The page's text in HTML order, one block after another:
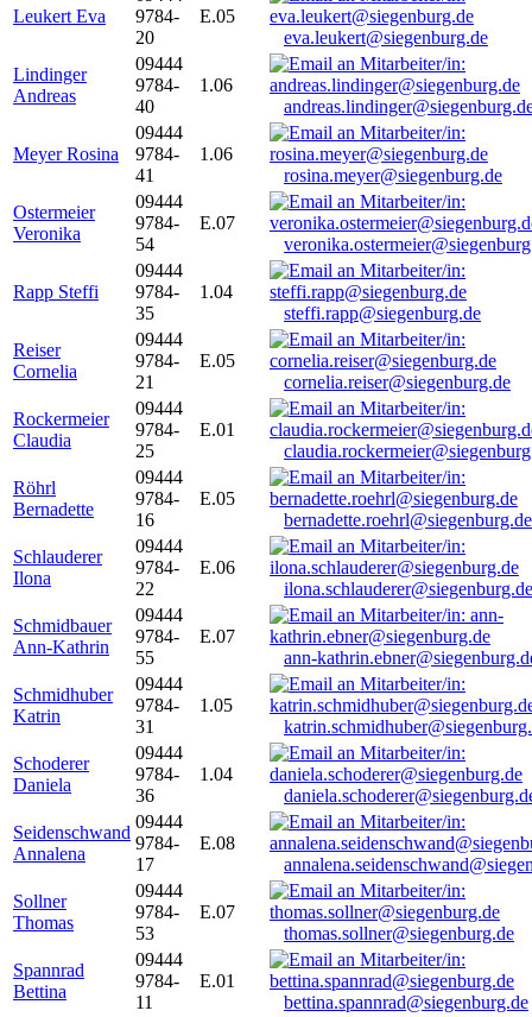
Leukert Eva
9784-
20
E.05
eva.leukert@siegenburg.de
Lindinger
Andreas
09444
9784-
40
1.06
Meyer Rosina
09444
9784-
41
1.06
rosina.meyer@siegenburg.de
Ostermeier
Veronika
09444
9784-
54
E.07
Rapp Steffi
09444
9784-
35
1.04
steffi.rapp@siegenburg.de
Reiser
Cornelia
09444
9784-
21
E.05
cornelia.reiser@siegenburg.de
Rockermeier
Claudia
09444
9784-
25
E.01
Röhrl
Bernadette
09444
9784-
16
E.05
bernadette.roehrl@siegenburg.de
Schlauderer
Ilona
09444
9784-
22
E.06
ilona.schlauderer@siegenburg.de
Schmidbauer
Ann-Kathrin
09444
9784-
55
E.07
ann-
Schmidhuber
Katrin
09444
9784-
31
1.05
Schoderer
Daniela
09444
9784-
36
1.04
Seidenschwand
Annalena
09444
9784-
17
E.08
Sollner
Thomas
09444
9784-
53
E.07
thomas.sollner@siegenburg.de
Spannrad
Bettina
09444
9784-
11
E.01
bettina.spannrad@siegenburg.de